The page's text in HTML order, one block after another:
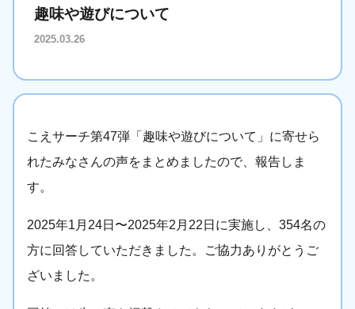
趣味や遊びについて
2025.03.26
こえサーチ第47弾「趣味や遊びについて」に寄せら
れたみなさんの声をまとめましたので、報告しま
す。
2025年1月24日〜2025年2月22日に実施し、354名の
方に回答していただきました。ご協力ありがとうご
ざいました。